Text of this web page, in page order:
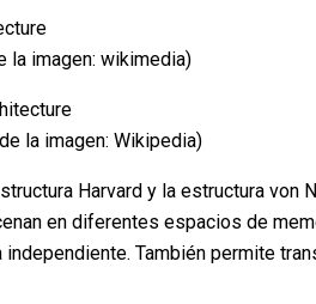
la imagen: wikimedia)
la imagen: Wikipedia)
Harvard y la estructura von
en diferentes espacios de
También permite